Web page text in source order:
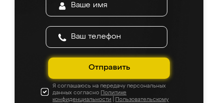
Отправить
Я соглашаюсь на передачу персональных
данных согласно Политике
конфиденциальности
Пользовательскому